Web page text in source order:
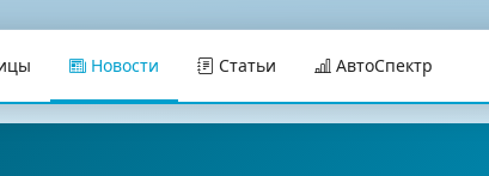
Новости Статьи АвтоСпектр